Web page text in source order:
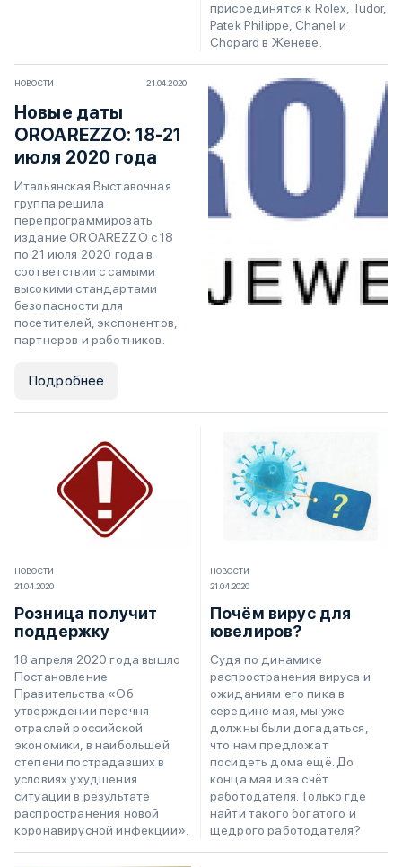
присоединятся к Rolex, Tudor,
Patek Philippe, Chanel и
Chopard в Женеве.
НОВОСТИ 21.04.2020
Новые даты
OROAREZZO: 18-21
июля 2020 года
Итальянская Выставочная
группа решила
перепрограммировать
издание OROAREZZO с 18
по 21 июля 2020 года в
соответствии с самыми
высокими стандартами
безопасности для
посетителей, экспонентов,
партнеров и работников.
Подробнее
НОВОСТИ
21.04.2020
Розница получит
поддержку
18 апреля 2020 года вышло
Постановление
Правительства «Об
утверждении перечня
отраслей российской
экономики, в наибольшей
степени пострадавших в
условиях ухудшения
ситуации в результате
распространения новой
коронавирусной инфекции».
НОВОСТИ
21.04.2020
Почём вирус для
ювелиров?
Судя по динамике
распространения вируса и
ожиданиям его пика в
середине мая, мы уже
должны были догадаться,
что нам предложат
посидеть дома ещё. До
конца мая и за счёт
работодателя. Только где
найти такого богатого и
щедрого работодателя?